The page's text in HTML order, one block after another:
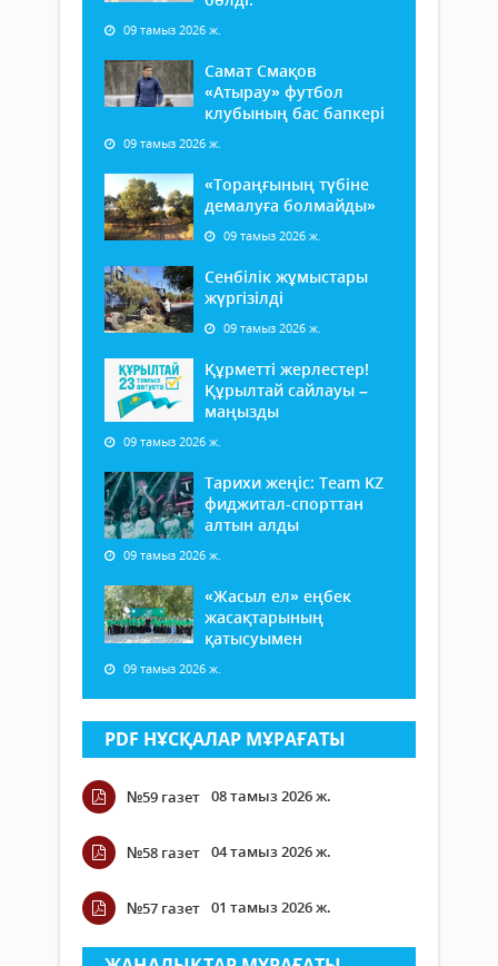
09 тамыз 2026 ж.
Самат Смақов
«Атырау» футбол
клубының бас бапкері
09 тамыз 2026 ж.
«Тораңғының түбіне
демалуға болмайды»
09 тамыз 2026 ж.
Сенбілік жұмыстары
жүргізілді
09 тамыз 2026 ж.
Құрметті жерлестер!
Құрылтай сайлауы –
маңызды
09 тамыз 2026 ж.
Тарихи жеңіс: Team KZ
фиджитал-спорттан
алтын алды
09 тамыз 2026 ж.
«Жасыл ел» еңбек
жасақтарының
қатысуымен
09 тамыз 2026 ж.
PDF НҰСҚАЛАР МҰРАҒАТЫ
№59 газет 08 тамыз 2026 ж.
№58 газет 04 тамыз 2026 ж.
№57 газет 01 тамыз 2026 ж.